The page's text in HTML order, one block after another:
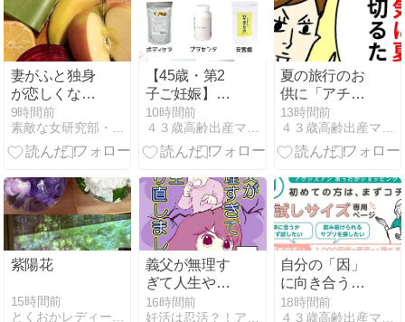
妻がふと独身
が恋しくなる
瞬間
9時間前
素敵な女研究部・アメリカ編
【45歳・第2
子ご妊娠】
「最後のチャ
ンス」と始め
た養生で44歳
10時間前
４３歳高齢出産ママは漢方アドバイザー
夏の旅行のお
供に「アチア
チ滝汗セッ
ト」を！
13時間前
４３歳高齢出産ママは漢方アドバイザー
紫陽花
15時間前
義父が無理す
ぎて人生やり
直し-92【読者
さん妊活／妊
16時間前
自分の「因」
に向き合う時
に大切な事
18時間前